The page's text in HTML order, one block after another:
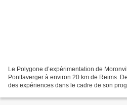
Le Polygone d’expérimentation de
Pontfaverger à environ 20 km de Reims.
des expériences dans le cadre de son